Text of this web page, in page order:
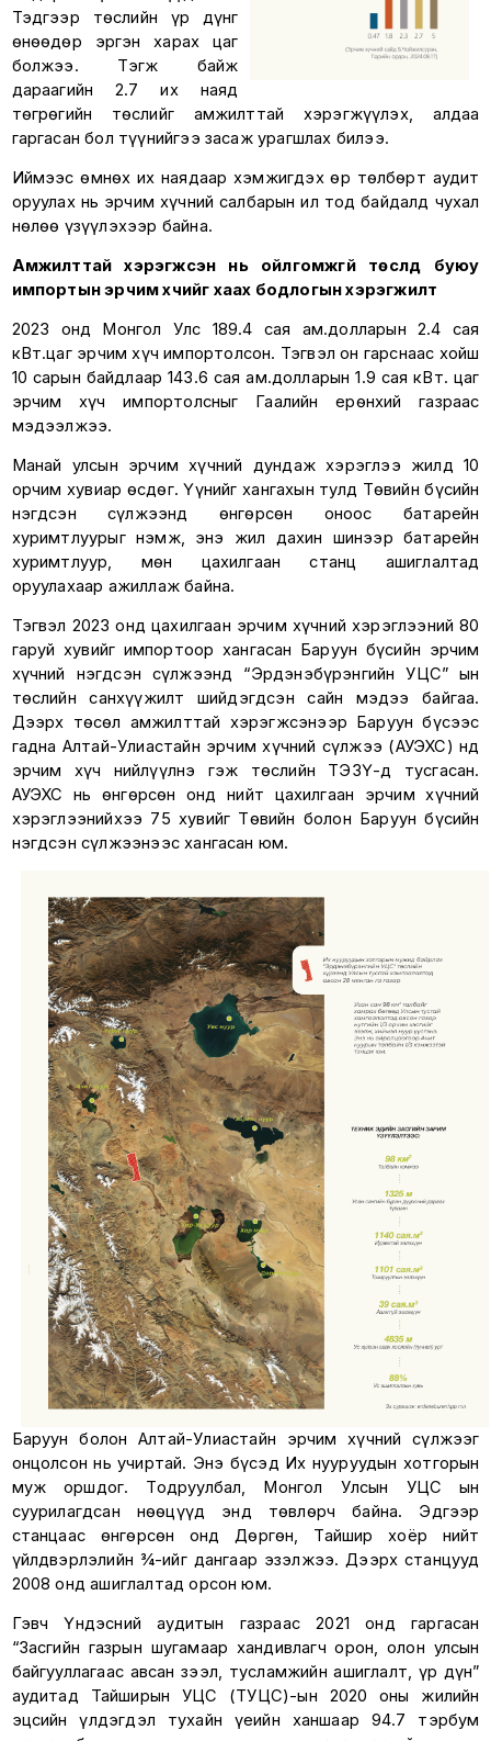
Тэдгээр төслийн үр дүнг
өнөөдөр эргэн харах цаг
болжээ. Тэгж байж
дараагийн 2.7 их наяд
төгрөгийн төслийг амжилттай хэрэгжүүлэх, алдаа
гаргасан бол түүнийгээ засаж урагшлах билээ.
Иймээс өмнөх их наядаар хэмжигдэх өр төлбөрт аудит
оруулах нь эрчим хүчний салбарын ил тод байдалд чухал
нөлөө үзүүлэхээр байна.
Амжилттай хэрэгжсэн нь ойлгомжгүй төслүүд буюу
импортын эрчим хүчийг хаах бодлогын хэрэгжилт
2023 онд Монгол Улс 189.4 сая ам.долларын 2.4 сая
кВт.цаг эрчим хүч импортолсон. Тэгвэл он гарснаас хойш
10 сарын байдлаар 143.6 сая ам.долларын 1.9 сая кВт. цаг
эрчим хүч импортолсныг Гаалийн ерөнхий газраас
мэдээлжээ.
Манай улсын эрчим хүчний дундаж хэрэглээ жилд 10
орчим хувиар өсдөг. Үүнийг хангахын тулд Төвийн бүсийн
нэгдсэн сүлжээнд өнгөрсөн оноос батарейн
хуримтлуурыг нэмж, энэ жил дахин шинээр батарейн
хуримтлуур, мөн цахилгаан станц ашиглалтад
оруулахаар ажиллаж байна.
Тэгвэл 2023 онд цахилгаан эрчим хүчний хэрэглээний 80
гаруй хувийг импортоор хангасан Баруун бүсийн эрчим
хүчний нэгдсэн сүлжээнд “Эрдэнэбүрэнгийн УЦС” ын
төслийн санхүүжилт шийдэгдсэн сайн мэдээ байгаа.
Дээрх төсөл амжилттай хэрэгжсэнээр Баруун бүсээс
гадна Алтай-Улиастайн эрчим хүчний сүлжээ (АУЭХС) нд
эрчим хүч нийлүүлнэ гэж төслийн ТЭЗҮ-д тусгасан.
АУЭХС нь өнгөрсөн онд нийт цахилгаан эрчим хүчний
хэрэглээнийхээ 75 хувийг Төвийн болон Баруун бүсийн
нэгдсэн сүлжээнээс хангасан юм.
Баруун болон Алтай-Улиастайн эрчим хүчний сүлжээг
онцолсон нь учиртай. Энэ бүсэд Их нууруудын хотгорын
муж оршдог. Тодруулбал, Монгол Улсын УЦС ын
суурилагдсан нөөцүүд энд төвлөрч байна. Эдгээр
станцаас өнгөрсөн онд Дөргөн, Тайшир хоёр нийт
үйлдвэрлэлийн ¾-ийг дангаар эзэлжээ. Дээрх станцууд
2008 онд ашиглалтад орсон юм.
Гэвч Үндэсний аудитын газраас 2021 онд гаргасан
“Засгийн газрын шугамаар хандивлагч орон, олон улсын
байгууллагаас авсан зээл, тусламжийн ашиглалт, үр дүн”
аудитад Тайширын УЦС (ТУЦС)-ын 2020 оны жилийн
эцсийн үлдэгдэл тухайн үеийн ханшаар 94.7 тэрбум